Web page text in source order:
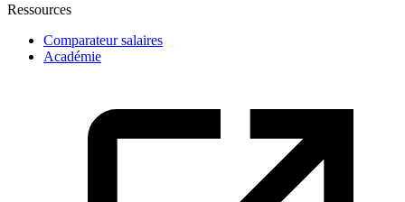
Ressources
Comparateur salaires
Académie